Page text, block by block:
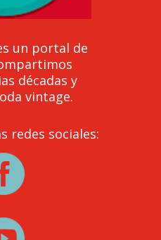
un portal de
décadas y
vintage.
redes sociales: